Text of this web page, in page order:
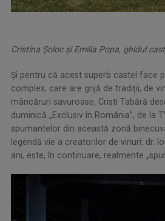
Cristina Şoloc şi Emilia Popa, ghidul
Şi pentru că acest superb castel face
complex, care are grijă de tradiții, de
mâncăruri savuroase, Cristi Tabără
duminică „Exclusiv în România”, de la
spumantelor din această zonă
legendă vie a creatorilor de vinuri: dr.
ani, este, în continuare, realmente